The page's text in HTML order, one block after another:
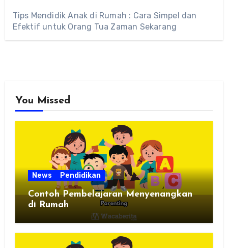
Tips Mendidik Anak di Rumah : Cara Simpel dan
Efektif untuk Orang Tua Zaman Sekarang
You Missed
News Pendidikan
Contoh Pembelajaran Menyenangkan
di Rumah